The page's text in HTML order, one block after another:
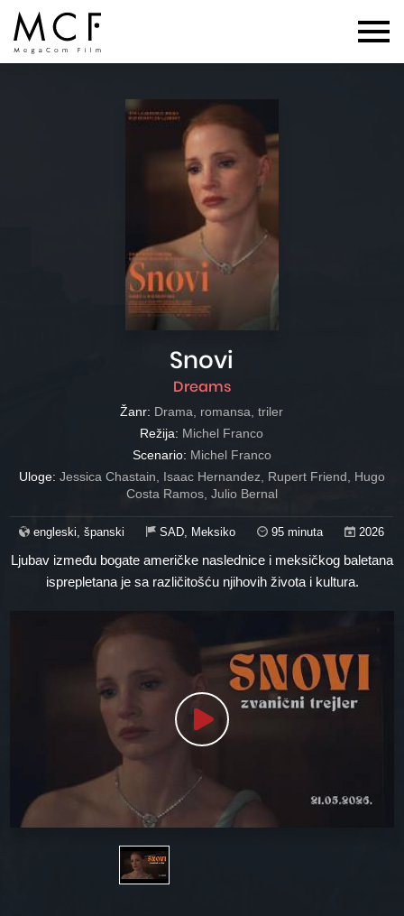
Snovi
Dreams
Žanr: Drama, romansa, triler
Režija: Michel Franco
Scenario: Michel Franco
Uloge: Jessica Chastain, Isaac Hernandez, Rupert Friend, Hugo
Costa Ramos, Julio Bernal
engleski, španski SAD, Meksiko 95 minuta 2026
Ljubav između bogate američke naslednice i meksičkog baletana
isprepletana je sa različitošću njihovih života i kultura.